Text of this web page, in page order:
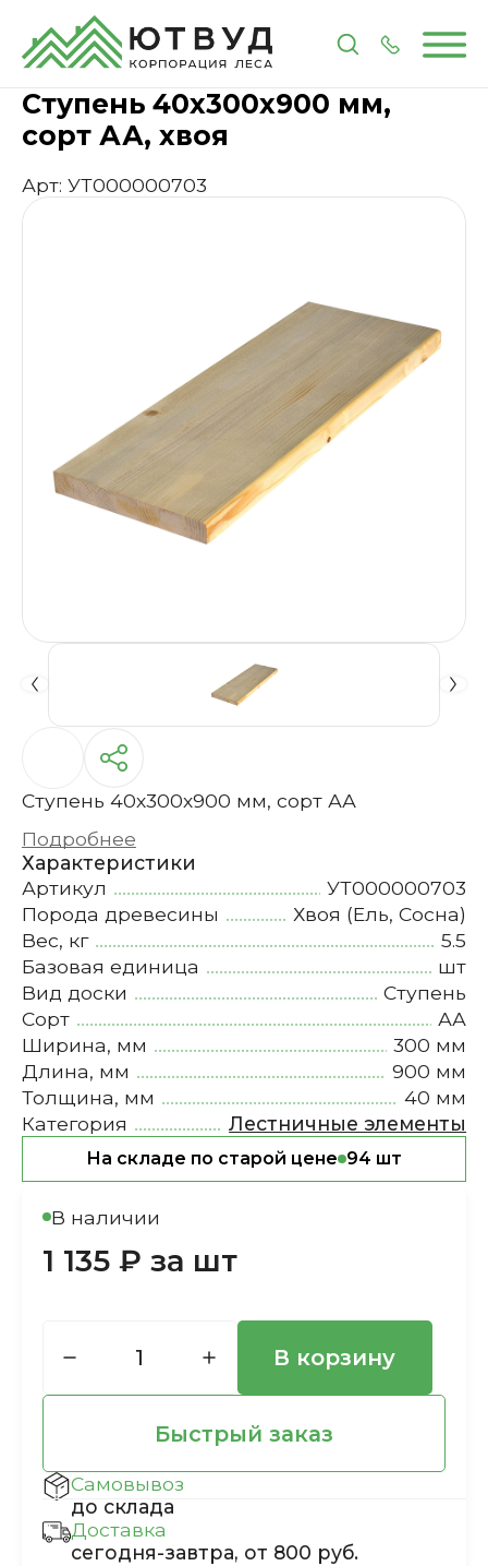
ГлавнаяКаталогМебельные комплектующие
Ступень 40х300х900 мм,
сорт АА, хвоя
Арт: УТ000000703
Ступень 40х300х900 мм, сорт АА
Подробнее
Характеристики
Артикул
УТ000000703
Порода древесины
Хвоя (Ель, Сосна)
Вес, кг
5.5
Базовая единица
шт
Вид доски
Ступень
Сорт
АА
Ширина, мм
300 мм
Длина, мм
900 мм
Толщина, мм
40 мм
Категория
Лестничные элементы
На складе по старой цене 94 шт
В наличии
1 135 ₽ за шт
В корзину
Быстрый заказ
Самовывоз
до склада
Доставка
сегодня-завтра, от 800 руб.